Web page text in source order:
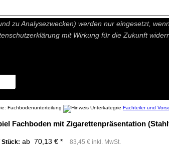
Statistik Funktionen, die Ihnen ein besseres
zu Analysezwecken) werden nur eingesetzt,
mit Wirkung für die Zukunft
Fachbodenunterteilung Fachteiler und
Fachboden mit Zigarettenpräsentation
Stück: ab 70,13 € * 83,45 € inkl. MwSt.